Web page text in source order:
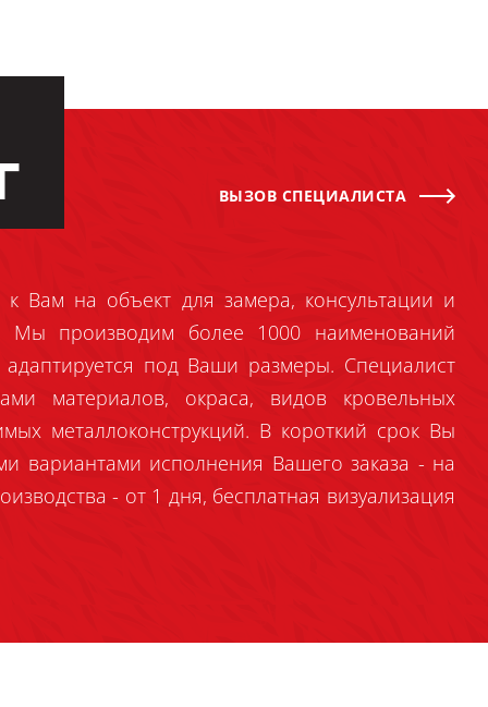
ВЫЗОВ СПЕЦИАЛИСТА
Вам на объект для замера, консультации и
Мы производим более 1000 наименований
под Ваши размеры. Специалист
материалов, окраса, видов кровельных
металлоконструкций. В короткий срок Вы
вариантами исполнения Вашего заказа - на
- от 1 дня, бесплатная визуализация